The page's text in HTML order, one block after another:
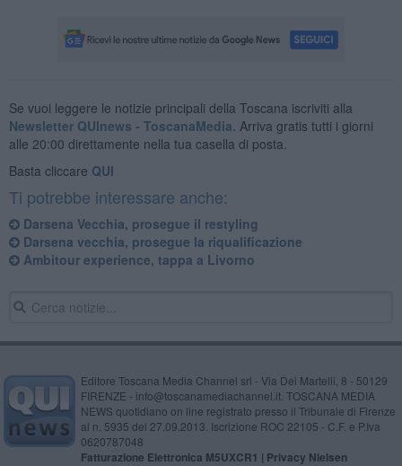
Se vuoi leggere le notizie principali della Toscana iscriviti alla
Newsletter QUInews - ToscanaMedia. Arriva gratis tutti i giorni
alle 20:00 direttamente nella tua casella di posta.
Basta cliccare QUI
Ti potrebbe interessare anche:
Darsena Vecchia, prosegue il restyling
Darsena vecchia, prosegue la riqualificazione
Ambitour experience, tappa a Livorno
Editore Toscana Media Channel srl - Via Dei Martelli, 8 - 50129
FIRENZE - info@toscanamediachannel.it. TOSCANA MEDIA
NEWS quotidiano on line registrato presso il Tribunale di Firenze
al n. 5935 del 27.09.2013. Iscrizione ROC 22105 - C.F. e P.Iva
0620787048
Fatturazione Elettronica M5UXCR1 | Privacy Nielsen